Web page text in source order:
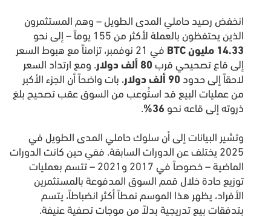
انخفض رصيد حاملي المدى الطويل – وهم المستثمرون
الذين يحتفظون بالعملة لأكثر من 155 يوماً – إلى نحو
14.33 مليون BTC
في 21 نوفمبر، تزامناً مع هبوط السعر
إلى قاع تصحيحي قرب80 ألف دولار
. ومع ارتداد السعر
لاحقاً إلى حدود90 ألف دولار
، بات واضحاً أن الجزء الأكبر
من عمليات البيع قد استُوعب من السوق عقب تصحيح بلغ
ذروته إلى قاعه نحو 36%
.
وتشير البيانات إلى أن سلوك حاملي المدى الطويل في
2025 يختلف عن الدورات السابقة. ففي حين كانت الدورات
الماضية – خصوصاً في 2017 و2021 – تتسم بعمليات
توزيع حادة خلال قمم السوق المدفوعة بالمستثمرين
الأفراد، يظهر هذا الموسم نمطاً أكثر انضباطاً، يتسم
بتدفقات بيع تدريجية بدلاً من موجات تصفية عنيفة.